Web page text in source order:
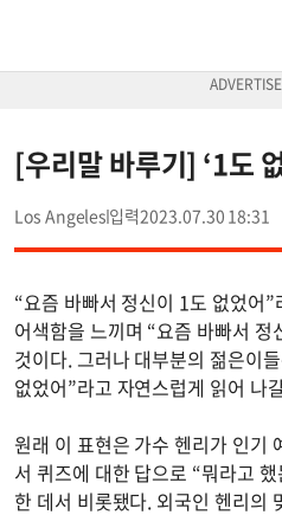
[우리말 바루기] ‘1도
Los Angeles 2023.07.30 18:31
“요즘 바빠서 정신이 1도 없었어
어색함을 느끼며 “요즘 바빠서
것이다. 그러나 대부분의 젊은이
없었어”라고 자연스럽게 읽어 나
원래 이 표현은 가수 헨리가 인기
서 퀴즈에 대한 답으로 “뭐라고
한 데서 비롯됐다. 외국인 헨리의